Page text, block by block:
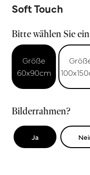
Soft Touch
Bitte wählen Sie
Größe
60x90cm
Bilderrahmen?
Ja